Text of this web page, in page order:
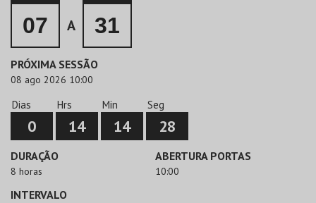
07 A 31
PRÓXIMA SESSÃO
08 ago 2026 10:00
Dias
0
Hrs
14
Min
14
Seg
28
DURAÇÃO
8 horas
ABERTURA PORTAS
10:00
INTERVALO